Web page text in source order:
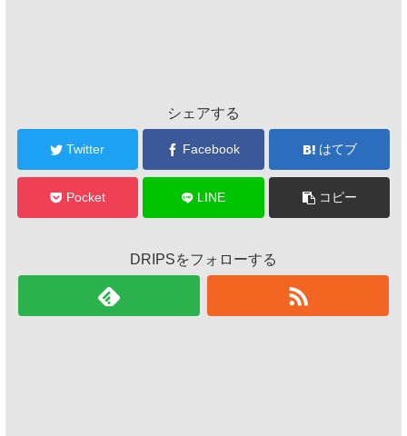
シェアする
Twitter Facebook はてブ
Pocket LINE コピー
DRIPSをフォローする